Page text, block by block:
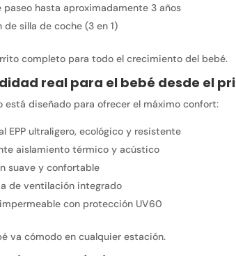
paseo hasta aproximadamente 3 años
de silla de coche (3 en 1)
completo para todo el crecimiento del bebé.
real para el bebé desde el
está diseñado para ofrecer el máximo confort:
EPP ultraligero, ecológico y resistente
aislamiento térmico y acústico
suave y confortable
de ventilación integrado
con protección UV60
va cómodo en cualquier estación.